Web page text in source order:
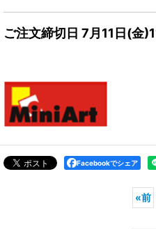
ご注文締切日 7月11日(金
Facebookでシェア
«前